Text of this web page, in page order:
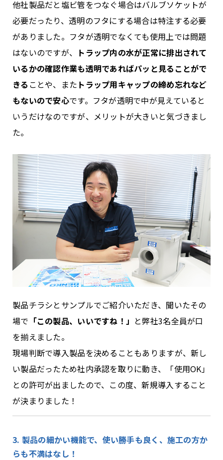
他社製品だと塩ビ管をつなぐ場合はバルブソケットが
必要だったり、透明のフタにする場合は特注する必要
がありました。フタが透明でなくても使用上では問題
はないのですが、 トラップ内の水が正常に排出されて
いるかの確認作業も透明であればパッと見ることがで
きる ことや、また トラップ用キャップの締め忘れなど
もないので安心です。フタが透明で中が見えていると
いうだけなのですが、メリットが大きいと気づきまし
た。
製品チラシとサンプルでご紹介いただき、聞いたその
場で 「この製品、いいですね！」 と弊社3名全員が口
を揃えました。
現場判断で導入製品を決めることもありますが、新し
い製品だったため社内承認を取りに動き、「使用OK 」
との許可が出ましたので、この度、新規導入すること
が決まりました！
3. 製品の細かい機能で、使い勝手も良く、施工の方か
らも不満はなし！